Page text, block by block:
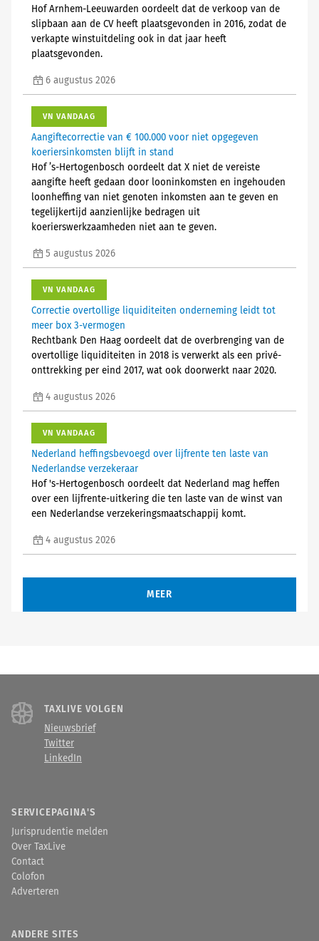
Hof Arnhem-Leeuwarden oordeelt dat de verkoop van de
slipbaan aan de CV heeft plaatsgevonden in 2016, zodat de
verkapte winstuitdeling ook in dat jaar heeft
plaatsgevonden.
6 augustus 2026
VN VANDAAG
Aangiftecorrectie van € 100.000 voor niet opgegeven
koeriersinkomsten blijft in stand
Hof ’s-Hertogenbosch oordeelt dat X niet de vereiste
aangifte heeft gedaan door looninkomsten en ingehouden
loonheffing van niet genoten inkomsten aan te geven en
tegelijkertijd aanzienlijke bedragen uit
koerierswerkzaamheden niet aan te geven.
5 augustus 2026
VN VANDAAG
Correctie overtollige liquiditeiten onderneming leidt tot
meer box 3-vermogen
Rechtbank Den Haag oordeelt dat de overbrenging van de
overtollige liquiditeiten in 2018 is verwerkt als een privé-
onttrekking per eind 2017, wat ook doorwerkt naar 2020.
4 augustus 2026
VN VANDAAG
Nederland heffingsbevoegd over lijfrente ten laste van
Nederlandse verzekeraar
Hof 's-Hertogenbosch oordeelt dat Nederland mag heffen
over een lijfrente-uitkering die ten laste van de winst van
een Nederlandse verzekeringsmaatschappij komt.
4 augustus 2026
MEER
TAXLIVE VOLGEN
Nieuwsbrief
Twitter
LinkedIn
SERVICEPAGINA'S
Jurisprudentie melden
Over TaxLive
Contact
Colofon
Adverteren
ANDERE SITES